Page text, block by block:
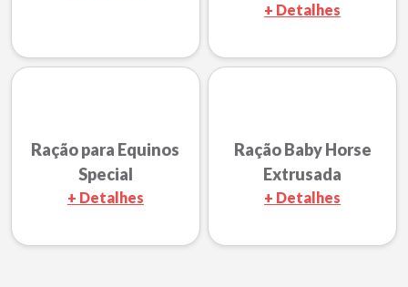
+ Detalhes
Ração para Equinos
Special
+ Detalhes
Ração Baby Horse
Extrusada
+ Detalhes